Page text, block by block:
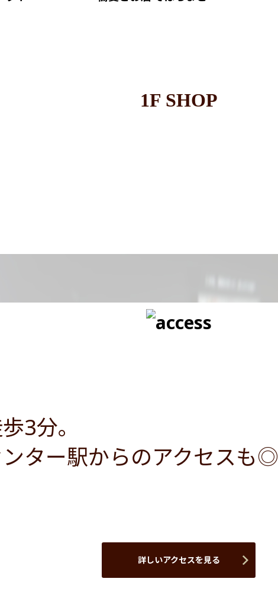
1F SHOP
3分。
ター駅からのアクセスも◎
詳しいアクセスを見る